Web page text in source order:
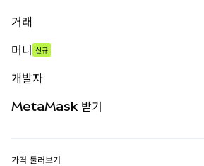
거래
무기한 선물
실물자산
머니 신규
개발자
MetaMask 받기
가격 둘러보기